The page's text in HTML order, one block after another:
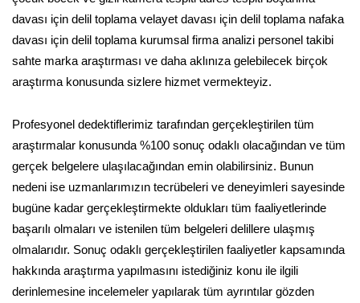
davası için delil toplama velayet davası için delil toplama nafaka
davası için delil toplama kurumsal firma analizi personel takibi
sahte marka araştırması ve daha aklınıza gelebilecek birçok
araştırma konusunda sizlere hizmet vermekteyiz.
Profesyonel dedektiflerimiz tarafından gerçekleştirilen tüm
araştırmalar konusunda %100 sonuç odaklı olacağından ve tüm
gerçek belgelere ulaşılacağından emin olabilirsiniz. Bunun
nedeni ise uzmanlarımızın tecrübeleri ve deneyimleri sayesinde
bugüne kadar gerçekleştirmekte oldukları tüm faaliyetlerinde
başarılı olmaları ve istenilen tüm belgeleri delillere ulaşmış
olmalarıdır. Sonuç odaklı gerçekleştirilen faaliyetler kapsamında
hakkında araştırma yapılmasını istediğiniz konu ile ilgili
derinlemesine incelemeler yapılarak tüm ayrıntılar gözden